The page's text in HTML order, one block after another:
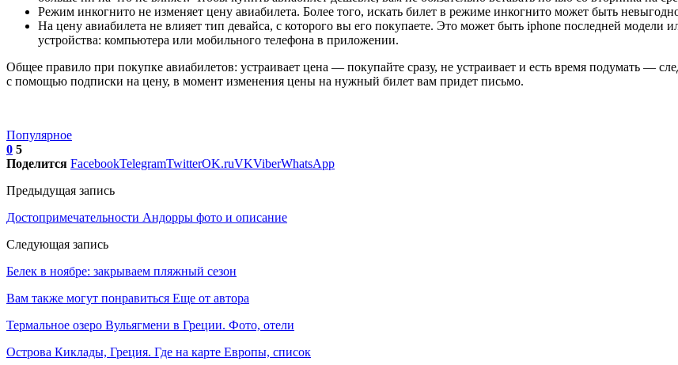
Режим инкогнито не изменяет цену авиабилета. Более того, искать билет в режиме инкогнито может быть
На цену авиабилета не влияет тип девайса, с которого вы его покупаете. Это может быть iphone последней модели
устройства: компьютера или мобильного телефона в приложении.
Общее правило при покупке авиабилетов: устраивает цена — покупайте сразу, не устраивает и есть время подумать —
с помощью подписки на цену, в момент изменения цены на нужный билет вам придет письмо.
Популярное
0 5
Поделится FacebookTelegramTwitterOK.ruVKViberWhatsApp
Предыдущая запись
Достопримечательности Андорры фото и описание
Следующая запись
Белек в ноябре: закрываем пляжный сезон
Вам также могут понравиться Еще от автора
Термальное озеро Вульягмени в Греции. Фото, отели
Острова Киклады, Греция. Где на карте Европы, список